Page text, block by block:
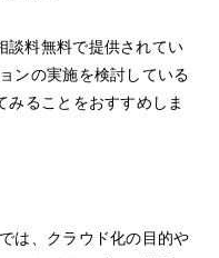
談料無料で提供されてい
ンの実施を検討している
みることをおすすめしま
は、クラウド化の目的や